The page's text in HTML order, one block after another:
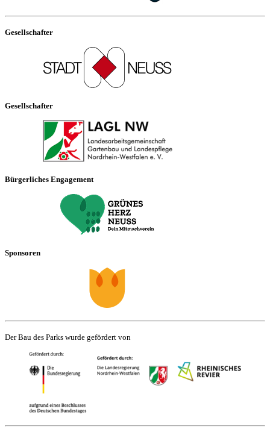
Gesellschafter
Gesellschafter
Bürgerliches Engagement
Sponsoren
Der Bau des Parks wurde gefördert von